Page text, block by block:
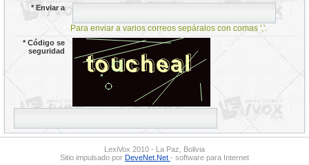
*Enviar a
Para enviar a varios correos sepáralos con comas ','.
*Código se
seguridad
LexiVox 2010 - La Paz, Bolivia
Sitio impulsado por DeveNet.Net - software para Internet